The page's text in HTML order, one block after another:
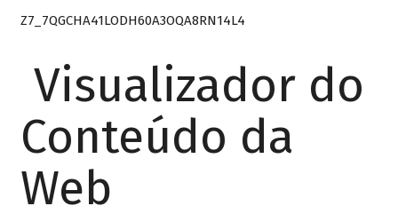
Z7_7QGCHA41LODH60A3OQA8RN14L4
Visualizador do
Conteúdo da
Web